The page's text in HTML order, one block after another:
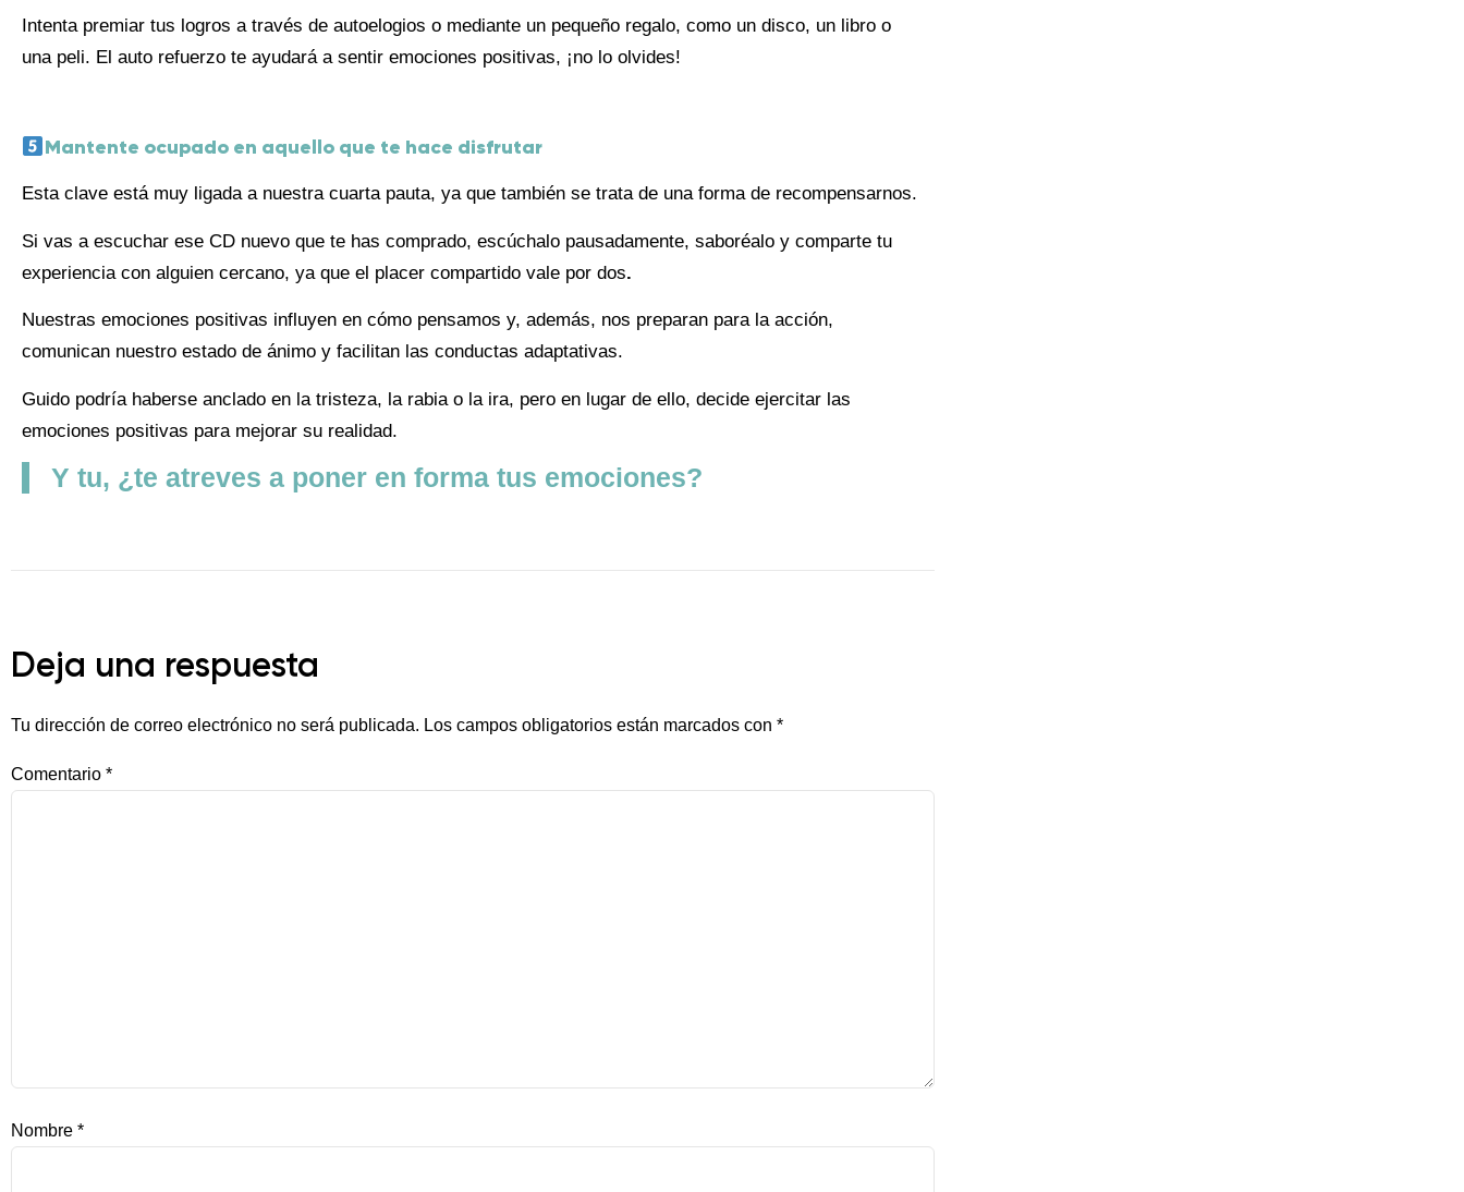
Intenta premiar tus logros a través de autoelogios o mediante un pequeño regalo, como un disco, un libro o
una peli. El auto refuerzo te ayudará a sentir emociones positivas, ¡no lo olvides!
Mantente ocupado en aquello que te hace disfrutar
Esta clave está muy ligada a nuestra cuarta pauta, ya que también se trata de una forma de recompensarnos.
Si vas a escuchar ese CD nuevo que te has comprado, escúchalo pausadamente, saboréalo y comparte tu
experiencia con alguien cercano, ya que el placer compartido vale por dos.
Nuestras emociones positivas influyen en cómo pensamos y, además, nos preparan para la acción,
comunican nuestro estado de ánimo y facilitan las conductas adaptativas.
Guido podría haberse anclado en la tristeza, la rabia o la ira, pero en lugar de ello, decide ejercitar las
emociones positivas para mejorar su realidad.
Y tu, ¿te atreves a poner en forma tus emociones?
Deja una respuesta
Tu dirección de correo electrónico no será publicada. Los campos obligatorios están marcados con *
Comentario *
Nombre *